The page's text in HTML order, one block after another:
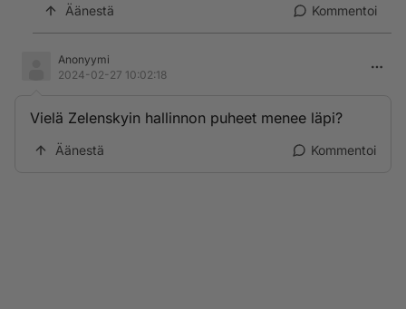
Äänestä Kommentoi
Anonyymi
2024-02-27 10:02:18
Vielä Zelenskyin hallinnon puheet menee läpi?
Äänestä Kommentoi